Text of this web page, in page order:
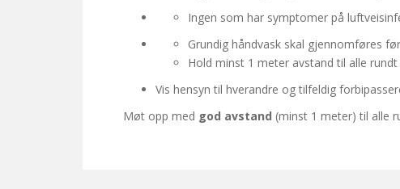
Ingen som har symptomer på
Grundig håndvask skal gjennomføres
Hold minst 1 meter avstand til alle rundt
Vis hensyn til hverandre og tilfeldig
Møt opp med god avstand (minst 1 meter) til alle